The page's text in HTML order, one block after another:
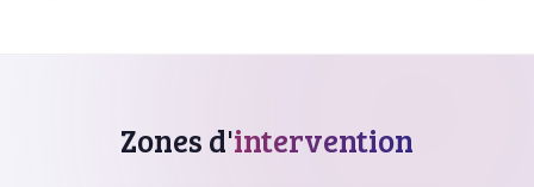
Zones d'intervention